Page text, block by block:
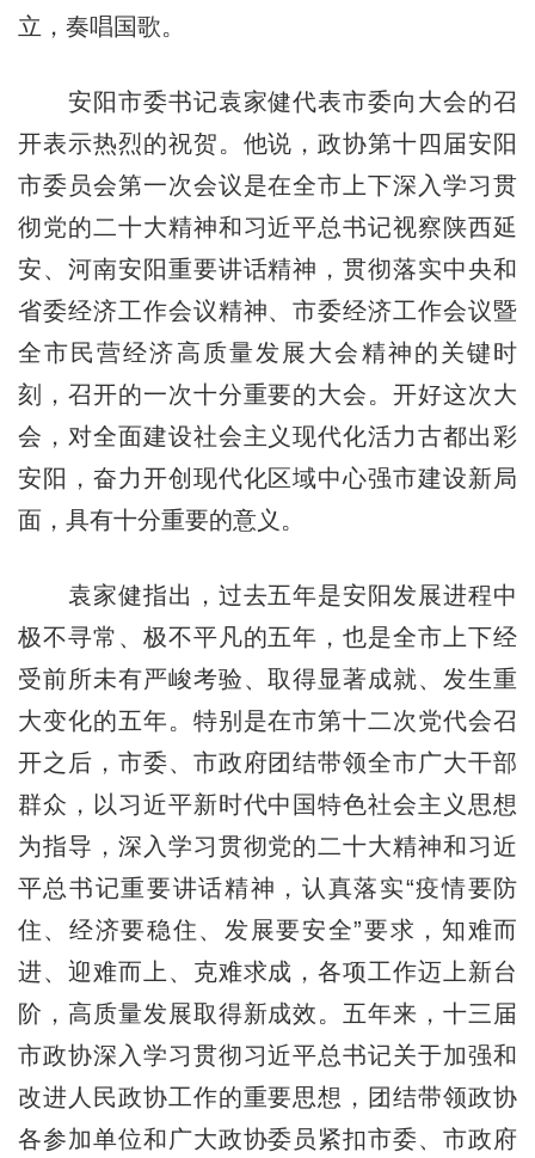
立，奏唱国歌。
安阳市委书记袁家健代表市委向大会的召
开表示热烈的祝贺。他说，政协第十四届安阳
市委员会第一次会议是在全市上下深入学习贯
彻党的二十大精神和习近平总书记视察陕西延
安、河南安阳重要讲话精神，贯彻落实中央和
省委经济工作会议精神、市委经济工作会议暨
全市民营经济高质量发展大会精神的关键时
刻，召开的一次十分重要的大会。开好这次大
会，对全面建设社会主义现代化活力古都出彩
安阳，奋力开创现代化区域中心强市建设新局
面，具有十分重要的意义。
袁家健指出，过去五年是安阳发展进程中
极不寻常、极不平凡的五年，也是全市上下经
受前所未有严峻考验、取得显著成就、发生重
大变化的五年。特别是在市第十二次党代会召
开之后，市委、市政府团结带领全市广大干部
群众，以习近平新时代中国特色社会主义思想
为指导，深入学习贯彻党的二十大精神和习近
平总书记重要讲话精神，认真落实“疫情要防
住、经济要稳住、发展要安全”要求，知难而
进、迎难而上、克难求成，各项工作迈上新台
阶，高质量发展取得新成效。五年来，十三届
市政协深入学习贯彻习近平总书记关于加强和
改进人民政协工作的重要思想，团结带领政协
各参加单位和广大政协委员紧扣市委、市政府